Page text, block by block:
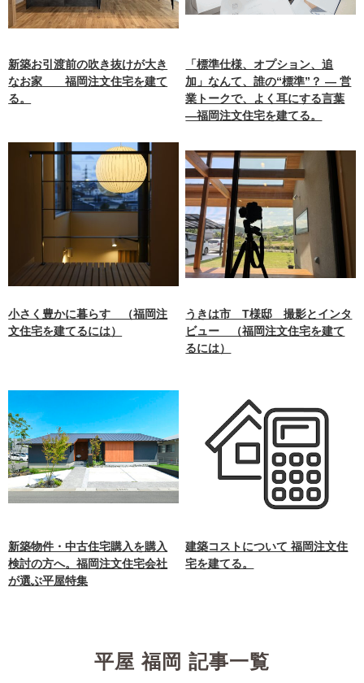
新築お引渡前の吹き抜けが大き
なお家 福岡注文住宅を建て
る。
「標準仕様、オプション、追
加」なんて、誰の“標準”？ ― 営
業トークで、よく耳にする言葉
―福岡注文住宅を建てる。
小さく豊かに暮らす （福岡注
文住宅を建てるには）
うきは市 T様邸 撮影とインタ
ビュー （福岡注文住宅を建て
るには）
新築物件・中古住宅購入を購入
検討の方へ。福岡注文住宅会社
が選ぶ平屋特集
建築コストについて 福岡注文住
宅を建てる。
平屋 福岡 記事一覧